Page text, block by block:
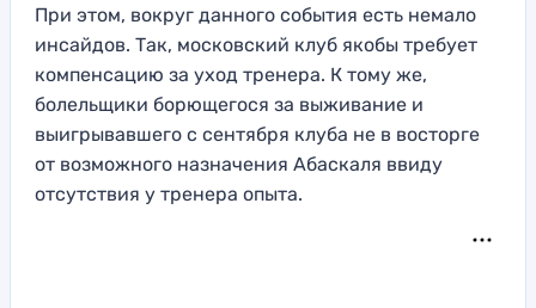
При этом, вокруг данного события есть немало
инсайдов. Так, московский клуб якобы требует
компенсацию за уход тренера. К тому же,
болельщики борющегося за выживание и
выигрывавшего с сентября клуба не в восторге
от возможного назначения Абаскаля ввиду
отсутствия у тренера опыта.